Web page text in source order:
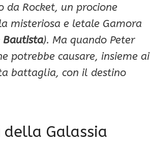
Rocket, un procione
misteriosa e letale Gamora
Bautista). Ma quando Peter
potrebbe causare, insieme ai
battaglia, con il destino
Galassia